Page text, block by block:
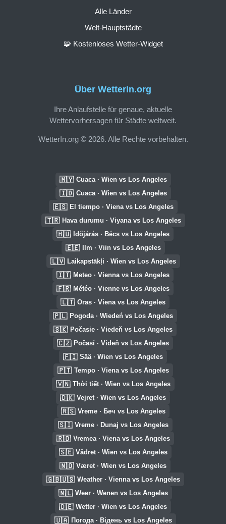
Über WetterIn.org
Ihre Anlaufstelle für genaue, aktuelle
Wettervorhersagen für Städte weltweit.
WetterIn.org © 2026. Alle Rechte vorbehalten.
Alle Länder
Welt-Hauptstädte
🧩 Kostenloses Wetter-Widget
🇲🇾 Cuaca · Wien vs Los Angeles
🇮🇩 Cuaca · Wien vs Los Angeles
🇪🇸 El tiempo · Viena vs Los Angeles
🇹🇷 Hava durumu · Viyana vs Los Angeles
🇭🇺 Időjárás · Bécs vs Los Angeles
🇪🇪 Ilm · Viin vs Los Angeles
🇱🇻 Laikapstākļi · Wien vs Los Angeles
🇮🇹 Meteo · Vienna vs Los Angeles
🇫🇷 Météo · Vienne vs Los Angeles
🇱🇹 Oras · Viena vs Los Angeles
🇵🇱 Pogoda · Wiedeń vs Los Angeles
🇸🇰 Počasie · Viedeň vs Los Angeles
🇨🇿 Počasí · Vídeň vs Los Angeles
🇫🇮 Sää · Wien vs Los Angeles
🇵🇹 Tempo · Viena vs Los Angeles
🇻🇳 Thời tiết · Wien vs Los Angeles
🇩🇰 Vejret · Wien vs Los Angeles
🇷🇸 Vreme · Беч vs Los Angeles
🇸🇮 Vreme · Dunaj vs Los Angeles
🇷🇴 Vremea · Viena vs Los Angeles
🇸🇪 Vädret · Wien vs Los Angeles
🇳🇴 Været · Wien vs Los Angeles
🇬🇧🇺🇸 Weather · Vienna vs Los Angeles
🇳🇱 Weer · Wenen vs Los Angeles
🇩🇪 Wetter · Wien vs Los Angeles
🇺🇦 Погода · Відень vs Los Angeles